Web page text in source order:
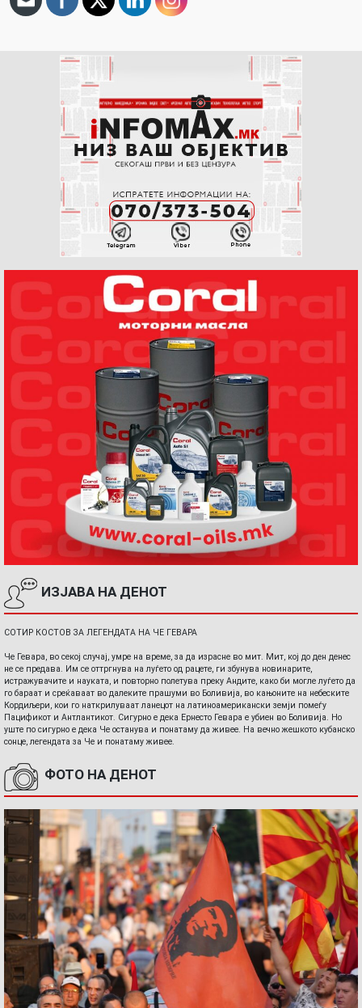
ИЗЈАВА НА ДЕНОТ
СОТИР КОСТОВ ЗА ЛЕГЕНДАТА НА ЧЕ ГЕВАРА
Че Гевара, во секој случај, умре на време, за да израсне во мит. Мит, кој до ден денес
не се предава. Им се оттргнува на луѓето од рацете, ги збунува новинарите,
истражувачите и науката, и повторно полетува преку Андите, како би могле луѓето да
го бараат и среќаваат во далеките прашуми во Боливија, во кањоните на небеските
Кордиљери, кои го наткрилуваат ланецот на латиноамерикански земји помеѓу
Пацификот и Антлантикот. Сигурно е дека Ернесто Гевара е убиен во Боливија. Но
уште по сигурно е дека Че останува и понатаму да живее. На вечно жешкото кубанско
сонце, легендата за Че и понатаму живее.
ФОТО НА ДЕНОТ